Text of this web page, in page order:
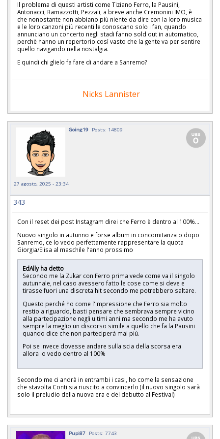
Il problema di questi artisti come Tiziano Ferro, la Pausini,
Antonacci, Ramazzotti, Pezzali, a breve anche Cremonini IMO, è
che nonostante non abbiano più niente da dire con la loro musica
e le loro canzoni più recenti le conoscano solo i fan, quando
annunciano un concerto negli stadi fanno sold out in automatico,
perchè hanno un repertorio così vasto che la gente va per sentire
quello navigando nella nostalgia.
E quindi chi glielo fa fare di andare a Sanremo?
Nicks Lannister
Going19 Posts: 14809
27 agosto, 2025 - 23:34
343
Con il reset dei post Instagram direi che Ferro è dentro al 100%...
Nuovo singolo in autunno e forse album in concomitanza o dopo
Sanremo, ce lo vedo perfettamente rappresentare la quota
Giorgia/Elisa al maschile l'anno prossimo
EdAlly ha detto
Secondo me la Zukar con Ferro prima vede come va il singolo
autunnale, nel caso avessero fatto le cose come si deve e
tirasse fuori una discreta hit secondo me potrebbero saltare.
Questo perché ho come l'impressione che Ferro sia molto
restio a riguardo, basti pensare che sembrava sempre vicino
alla partecipazione negli ultimi anni ma secondo me ha avuto
sempre la meglio un discorso simile a quello che fa la Pausini
quando dice che non parteciperà mai più.
Poi se invece dovesse andare sulla scia della scorsa era
allora lo vedo dentro al 100%
Secondo me ci andrà in entrambi i casi, ho come la sensazione
che stavolta Conti sia riuscito a convincerlo (il nuovo singolo sarà
solo il preludio della nuova era e del debutto al Festival)
Pupi87 Posts: 7743